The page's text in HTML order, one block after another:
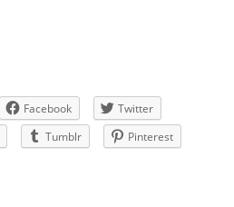
Facebook
Twitter
Tumblr
Pinterest